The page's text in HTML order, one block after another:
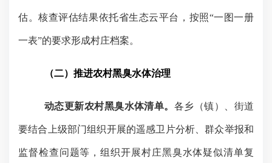
估。核查评估结果依托省生态云平台，按照“一图一册
一表”的要求形成村庄档案。
（二）推进农村黑臭水体治理
动态更新农村黑臭水体清单。 各乡（镇）、街道
要结合上级部门组织开展的遥感卫片分析、群众举报和
监督检查问题等，组织开展村庄黑臭水体疑似清单复